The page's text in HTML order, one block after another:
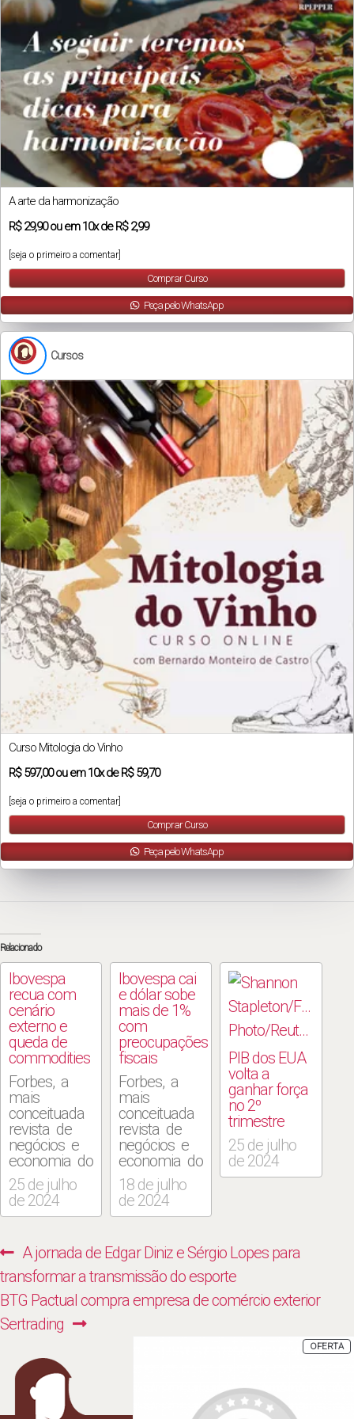
A arte da harmonização
R$29,90ou em10xde R$ 2,99
[seja o primeiro a comentar]
Comprar Curso
Peça pelo WhatsApp
Cursos
Curso Mitologia do Vinho
R$597,00ou em10xde R$ 59,70
[seja o primeiro a comentar]
Comprar Curso
Peça pelo WhatsApp
Relacionado
Ibovespa
recua com
cenário
externo e
queda de
commodities
Forbes, a
mais
conceituada
revista de
negócios e
economia do
mundo. A
bolsa
paulista
nesta quinta-
feira (25),
mais uma
vez
pressionada
pelo cenário
queda de
preços de
commodities
como
25 de julho
de 2024
Ibovespa cai
e dólar sobe
mais de 1%
com
preocupações
fiscais
Forbes, a
mais
conceituada
revista de
negócios e
economia do
mundo. O
Ibovespa cai
nesta quinta-
investidores
retomam
posições
defensivas
ajuste das
18 de julho
de 2024
PIB dos EUA
volta a
ganhar força
no 2º
trimestre
25 de julho
de 2024
Navegação
de
Post
Previous
post:
A jornada de Edgar Diniz e Sérgio Lopes para
transformar a transmissão do esporte
Next
post:
BTG Pactual compra empresa de comércio exterior
Sertrading
OFERTA